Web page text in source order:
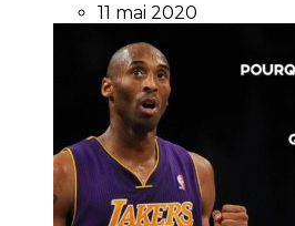
11 mai 2020